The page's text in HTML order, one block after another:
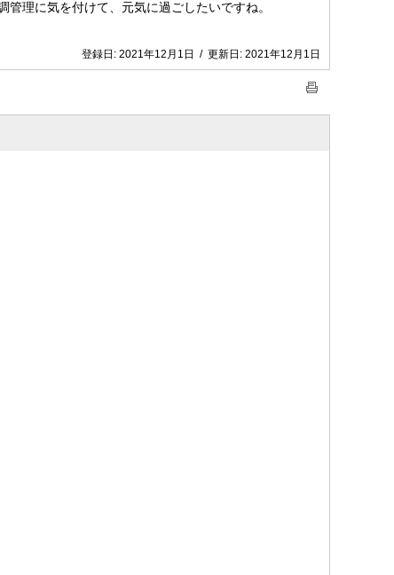
理に気を付けて、元気に過ごしたいですね。
登録日: 2021年12月1日 / 更新日: 2021年12月1日